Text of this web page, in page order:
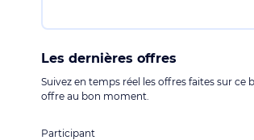
Les dernières offres
Suivez en temps réel les offres faites sur ce
offre au bon moment.
Participant